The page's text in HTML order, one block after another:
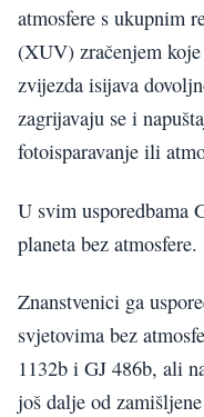
atmosfere s ukupnim
(XUV) zračenjem
zvijezda isijava
zagrijavaju se i
fotoisparavanje ili
U svim usporedbama
planeta bez atmosfere.
Znanstvenici ga
svjetovima bez
1132b i GJ 486b, ali
još dalje od